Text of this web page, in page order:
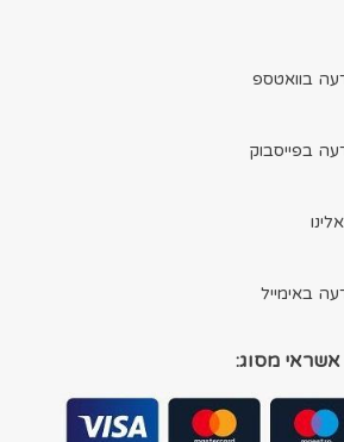
בוואטספ
בפייסבוק
באימייל
מסוג: